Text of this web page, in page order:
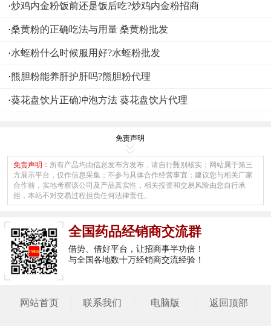
·炒鸡内金粉饭前还是饭后吃?炒鸡内金粉招商
·桑黄粉的正确吃法与用量 桑黄粉批发
·水蛭粉什么时候服用好?水蛭粉批发
·熊胆粉能养肝护肝吗?熊胆粉代理
·葵花盘饮片正确冲泡方法 葵花盘饮片代理
免责声明
免责声明： 所有产品均由信息发布方发布，请自行甄别核实；网站属于第三
方展示平台，仅作信息采集；不参与具体合作经营事宜；建议您与相关厂家
合作前，实地考察该公司及产品真实性，相关投资和交易风险由您自行承
担，本站不对交易过程担负任何法律责任。
全国药品经销商交流群
借势、借好平台，让招商事半功倍！
与全国各地数十万经销商交流经验！
网站首页 联系我们 电脑版 返回顶部